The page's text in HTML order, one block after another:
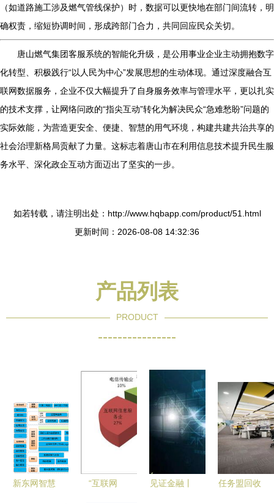
（如道路施工涉及燃气管线保护）时，数据可以更快地在部门间流转，明
确权责，缩短协调时间，形成跨部门合力，共同回应民众关切。
唐山燃气集团客服系统的智能化升级，是公用事业企业主动拥抱数字
化转型、积极践行“以人民为中心”发展思想的生动体现。通过深度融合互
联网数据服务，企业不仅大幅提升了自身服务效率与管理水平，更以扎实
的技术支撑，让网络问政的“指尖互动”转化为解决民众“急难愁盼”问题的
实际效能，为营造更安全、便捷、智慧的用气环境，构建共建共治共享的
社会治理新格局贡献了力量。这标志着唐山市在利用信息技术提升民生服
务水平、深化政企互动方面迈出了坚实的一步。
如若转载，请注明出处：http://www.hqbapp.com/product/51.html
更新时间：2026-08-08 14:32:36
产品列表
PRODUCT
----------------
新东网智慧
“互联网
见证金融丨
任务盟回收